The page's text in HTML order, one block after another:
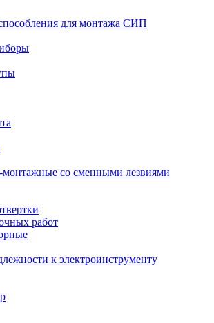
для монтажа СИП
со сменными лезвиями
работ
к электроинструменту